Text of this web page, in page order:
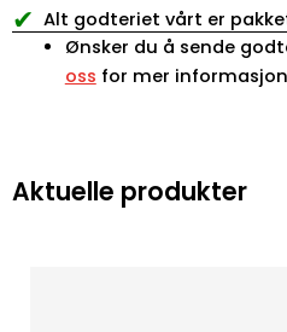
✔ Alt godteriet vårt er
Ønsker du å sende
oss for mer
Aktuelle produkter